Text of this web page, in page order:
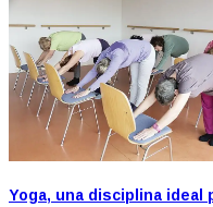
Yoga, una disciplina